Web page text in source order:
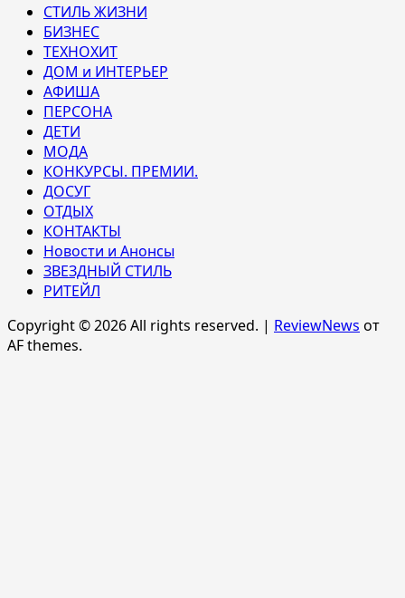
СТИЛЬ ЖИЗНИ
БИЗНЕС
ТЕХНОХИТ
ДОМ и ИНТЕРЬЕР
АФИША
ПЕРСОНА
ДЕТИ
МОДА
КОНКУРСЫ. ПРЕМИИ.
ДОСУГ
ОТДЫХ
КОНТАКТЫ
Новости и Анонсы
ЗВЕЗДНЫЙ СТИЛЬ
РИТЕЙЛ
Copyright © 2026 All rights reserved. | ReviewNews от
AF themes.